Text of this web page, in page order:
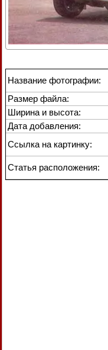
Название фотографии:
Размер файла:
Ширина и высота:
Дата добавления:
Ссылка на картинку:
Статья расположения: